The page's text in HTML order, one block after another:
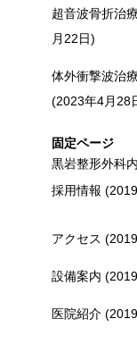
超音波骨折治
月22日)
体外衝撃波治
(2023年4月28
固定ページ
黒岩整形外科
採用情報
アクセス
設備案内
医院紹介